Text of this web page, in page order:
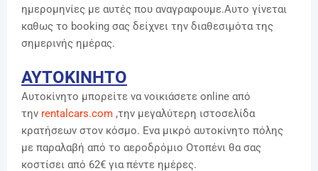
ημερομηνίες με αυτές που αναγραφουμε.Αυτο γίνεται
καθως το booking σας δείχνει την διαθεσιμότα της
σημερινής ημέρας.
ΑΥΤΟΚΙΝΗΤΟ
Αυτοκίνητο μπορείτε να νοικιάσετε online από
την rentalcars.com ,την μεγαλύτερη ιστοσελίδα
κρατήσεων στον κόσμο. Ενα μικρό αυτοκίνητο πόλης
με παραλαβή από το αεροδρόμιο Οτοπένι θα σας
κοστίσει από 62€ για πέντε ημέρες.